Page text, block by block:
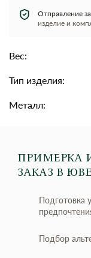
Отправление
изделие и
Вес:
Тип изделия:
Металл:
ПРИМЕРКА
ЗАКАЗ В
Подготовка
Подбор